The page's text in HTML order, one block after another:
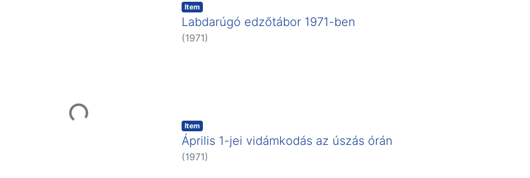
Loading...
Item
Labdarúgó edzőtábor 1971-ben
(1971)
Item
Április 1-jei vidámkodás az úszás órán
(1971)